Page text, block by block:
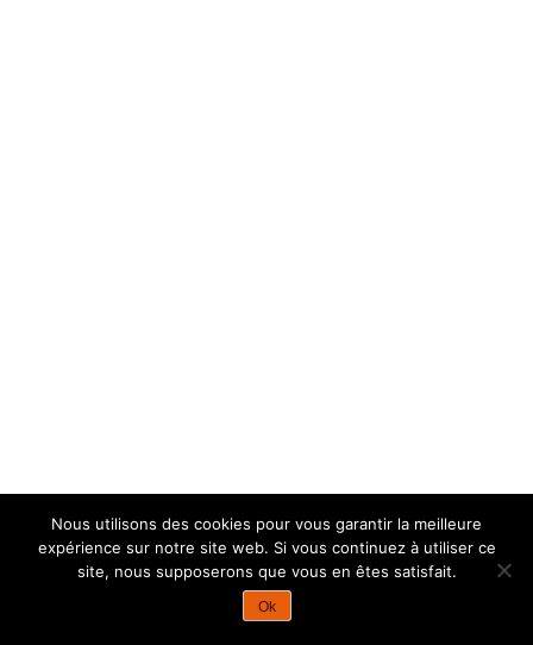
Nous utilisons des cookies pour vous garantir la meilleure
expérience sur notre site web. Si vous continuez à utiliser ce
site, nous supposerons que vous en êtes satisfait.
Ok